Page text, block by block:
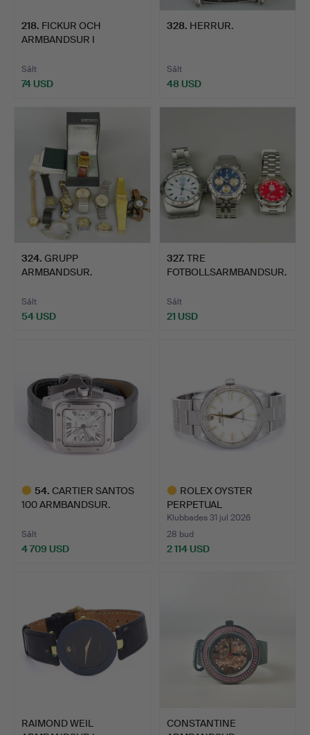
218. FICKUR OCH
ARMBANDSUR I
Sålt
74 USD
328. HERRUR.
Sålt
48 USD
324. GRUPP
ARMBANDSUR.
Sålt
54 USD
327. TRE
FOTBOLLSARMBANDSUR.
Sålt
21 USD
54. CARTIER SANTOS
100 ARMBANDSUR.
Sålt
4 709 USD
ROLEX OYSTER
PERPETUAL
ARMBANDSUR, 1970-TA…
Klubbades 31 jul 2026
28 bud
2 114 USD
RAIMOND WEIL
CONSTANTINE